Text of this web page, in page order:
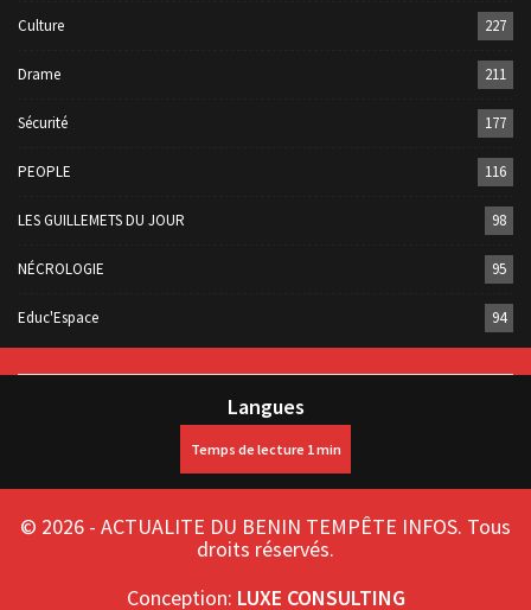
Culture 227
Drame 211
Sécurité 177
PEOPLE 116
LES GUILLEMETS DU JOUR 98
NÉCROLOGIE 95
Educ'Espace 94
Langues
© 2026 - ACTUALITE DU BENIN TEMPÊTE INFOS. Tous
droits réservés.
Conception: LUXE CONSULTING